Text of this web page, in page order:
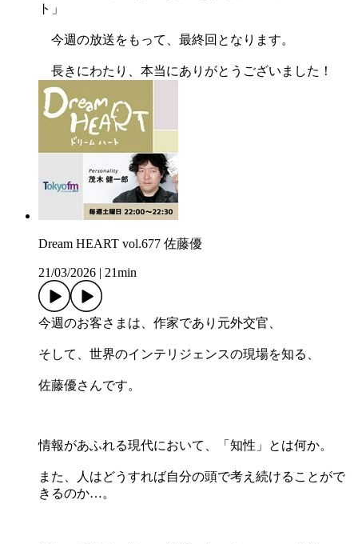
ト」
今週の放送をもって、最終回となります。
長きにわたり、本当にありがとうございました！
Dream HEART vol.677 佐藤優
21/03/2026 21min
今週のお客さまは、作家であり元外交官、
そして、世界のインテリジェンスの現場を知る、
佐藤優さんです。
情報があふれる現代において、「知性」とは何か。
また、人はどうすれば自分の頭で考え続けることがで
きるのか…。